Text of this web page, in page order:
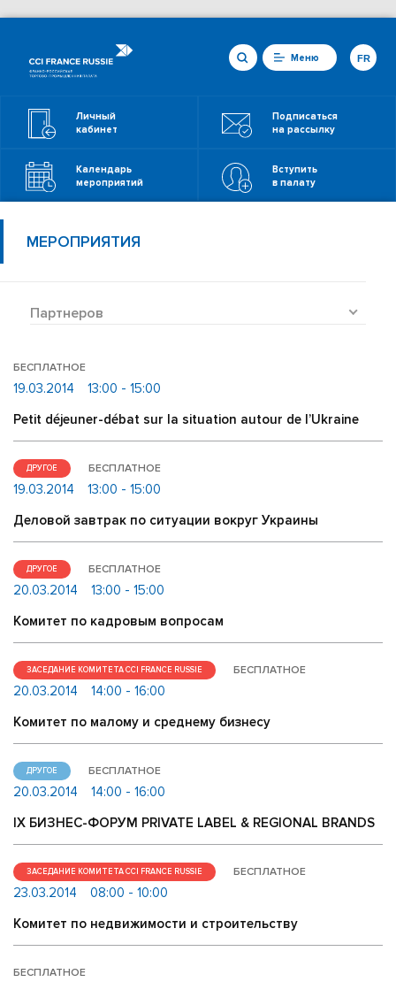
Меню
Личный
кабинет
Подписаться
на рассылку
Календарь
мероприятий
Вступить
в палату
FR
МЕРОПРИЯТИЯ
Партнеров
БЕСПЛАТНОЕ
19.03.2014
13:00 - 15:00
Petit déjeuner-débat sur la situation autour de l’Ukraine
ДРУГОЕ БЕСПЛАТНОЕ
19.03.2014
13:00 - 15:00
Деловой завтрак по ситуации вокруг Украины
ДРУГОЕ БЕСПЛАТНОЕ
20.03.2014
13:00 - 15:00
Комитет по кадровым вопросам
ЗАСЕДАНИЕ КОМИТЕТА CCI FRANCE RUSSIE БЕСПЛАТНОЕ
20.03.2014
14:00 - 16:00
Комитет по малому и среднему бизнесу
ДРУГОЕ БЕСПЛАТНОЕ
20.03.2014
14:00 - 16:00
IX БИЗНЕС-ФОРУМ PRIVATE LABEL & REGIONAL BRANDS
ЗАСЕДАНИЕ КОМИТЕТА CCI FRANCE RUSSIE БЕСПЛАТНОЕ
23.03.2014
08:00 - 10:00
Комитет по недвижимости и строительству
БЕСПЛАТНОЕ